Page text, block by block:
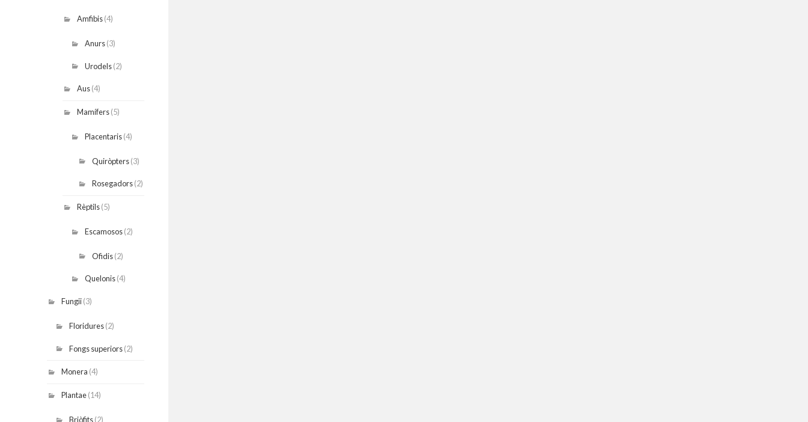
Amfibis(4)
Anurs(3)
Urodels(2)
Aus(4)
Mamífers(5)
Placentaris(4)
Quiròpters(3)
Rosegadors(2)
Rèptils(5)
Escamosos(2)
Ofidis(2)
Quelonis(4)
Fungii(3)
Floridures(2)
Fongs superiors(2)
Monera (4)
Plantae(14)
Briòfits(2)